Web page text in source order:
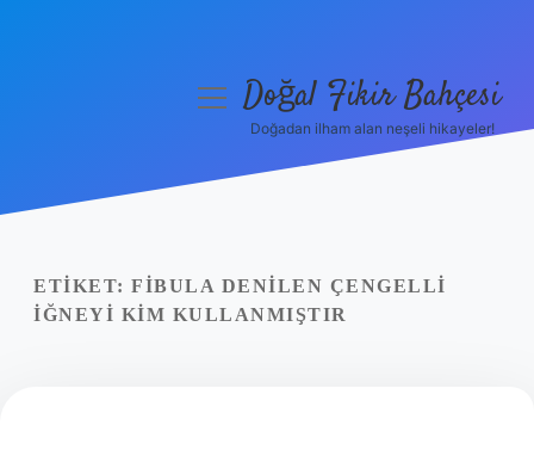
Yasal Uyarı
menüyüDoğal Fikir Bahçesi
Doğadan ilham alan neşeli hikayeler!
ETIKET: FIBULA DENILEN ÇENGELLI
IĞNEYI KIM KULLANMIŞTIR